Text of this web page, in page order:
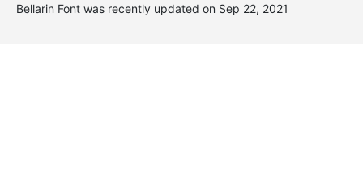
Bellarin Font was recently updated on Sep 22, 2021